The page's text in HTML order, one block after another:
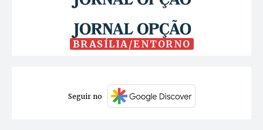
BRASÍLIA/ENTORNO
Seguir no